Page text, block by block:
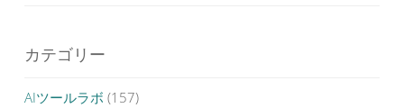
カテゴリー
AIツールラボ (157)